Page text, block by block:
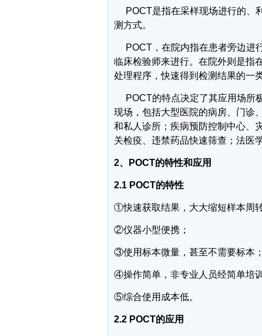
POCT是指在采样现场进行的、
测方式。
POCT ，在院内指在患者旁边进
临床检验师来进行。在院外则是指
处理程序，快速得到检测结果的一
POCT的特点决定了其应用场所
现场，包括大型医院的病房、门诊
和私人诊所；疾病预防控制中心、
关检疫、违禁药品快速筛查；法医
2、 POCT的特性和应用
2.1 POCT的特性
①快速获取结果，大大缩短样本周
②仪器小型便携；
③使用标本微量，甚至不需要标本；
④操作简单，非专业人员经简单培
⑤综合使用成本低。
2.2 POCT的应用